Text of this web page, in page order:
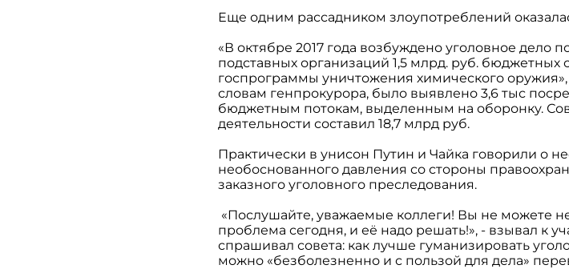
Еще одним рассадником злоупотреблений
«В октябре 2017 года возбуждено уголовное дело
подставных организаций 1,5 млрд. руб.
госпрограммы уничтожения химического оружия»,
словам генпрокурора, было выявлено 3,6 тыс
бюджетным потокам, выделенным на оборонку.
деятельности составил 18,7 млрд руб.
Практически в унисон Путин и Чайка говорили о
необоснованного давления со стороны
заказного уголовного преследования.
«Послушайте, уважаемые коллеги! Вы не можете не
проблема сегодня, и её надо решать!», - взывал к
спрашивал совета: как лучше гуманизировать
можно «безболезненно и с пользой для дела»